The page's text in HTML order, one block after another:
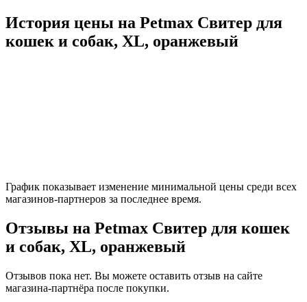
История цены на Petmax Свитер для
кошек и собак, XL, оранжевый
График показывает изменение минимальной цены среди всех
магазинов-партнеров за последнее время.
Отзывы на Petmax Свитер для кошек
и собак, XL, оранжевый
Отзывов пока нет. Вы можете оставить отзыв на сайте
магазина-партнёра после покупки.